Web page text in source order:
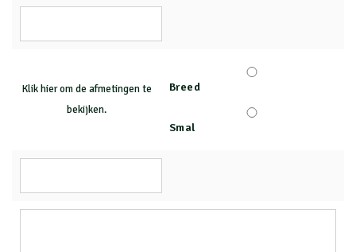
Klik hier om de afmetingen te
bekijken.
Breed
Smal